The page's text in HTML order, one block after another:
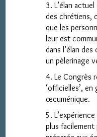
3. L’élan
des chrétiens,
que les
leur est
dans l’élan
un pèlerinage
4. Le Congrès
‘officielles’,
œcuménique.
5.
plus